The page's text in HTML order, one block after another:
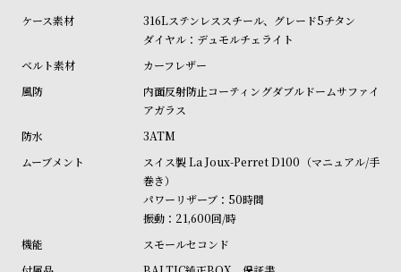
報
e
b
o
o
316Lステンレススチール、グレード5チタン
ダイヤル：デュモルチェライト
カーフレザー
内面反射防止コーティングダブルドームサファイ
アガラス
3ATM
スイス製 La Joux-Perret D100（マニュアル/手
巻き）
パワーリザーブ：50時間
振動：21,600回/時
スモールセコンド